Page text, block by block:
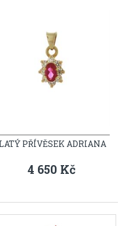
PŘÍVĚSEK ADRIANA
4 650 Kč